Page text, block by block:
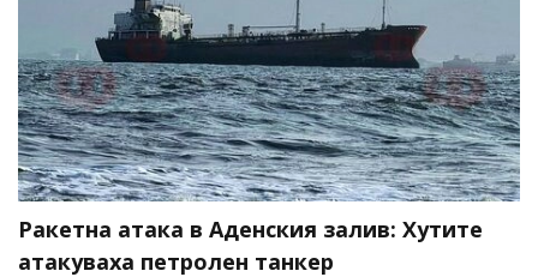
Ракетна атака в Аденския залив: Хутите
атакуваха петролен танкер